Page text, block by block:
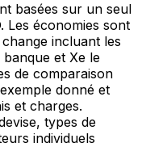
basées sur un seul
Les économies sont
incluant les
et Xe le
de comparaison
donné et
et charges.
types de
individuels